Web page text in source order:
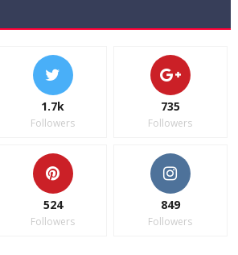
1.7k
Followers
735
Followers
524
Followers
849
Followers